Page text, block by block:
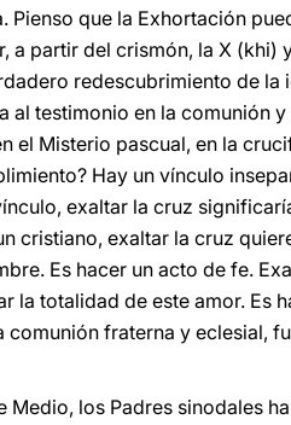
que la Exhortación
partir del crismón, la X (khi)
redescubrimiento de
testimonio en la comunión y
el Misterio pascual, en la
Hay un vínculo
exaltar la cruz
cristiano, exaltar la cruz
Es hacer un acto de fe.
la totalidad de este amor. Es
fraterna y eclesial,
Medio, los Padres sinodales